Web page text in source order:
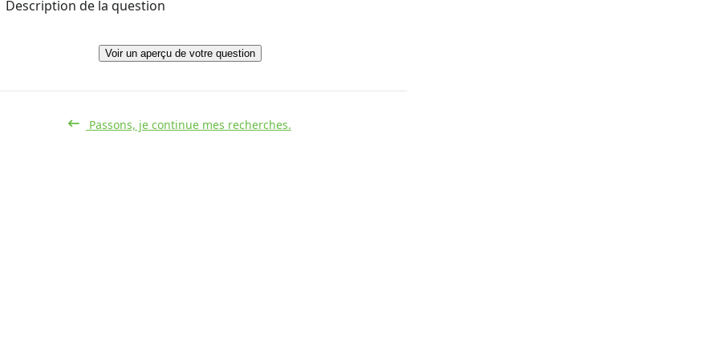
Description de la question
Voir un aperçu de votre question
Passons, je continue mes recherches.